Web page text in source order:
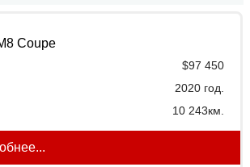
Топливо:
Coupe
$97 450
2020 год.
10 243км.